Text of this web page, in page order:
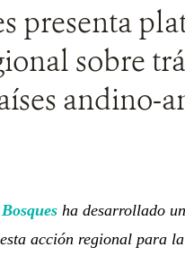
presenta
sobre
andino-
ha desarrollado
acción regional para